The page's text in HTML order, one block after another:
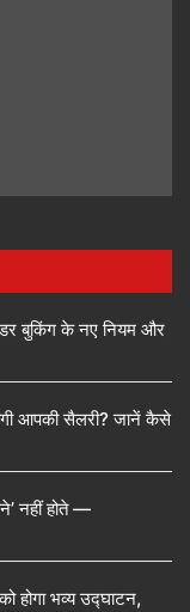
बुकिंग के नए नियम और
आपकी सैलरी? जानें कैसे
नहीं होते —
भव्य उद्घाटन,